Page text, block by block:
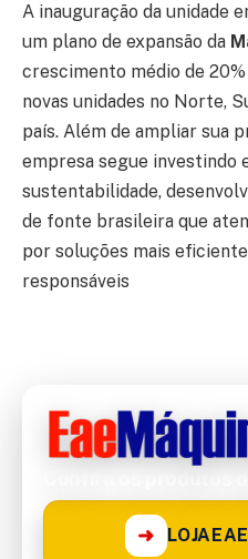
A inauguração da unidade
um plano de expansão da
crescimento médio de
novas unidades no Norte,
país. Além de ampliar sua
empresa segue investindo
sustentabilidade,
de fonte brasileira que
por soluções mais
responsáveis
➜